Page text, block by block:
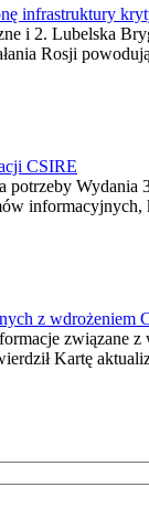
infrastruktury
i 2. Lubelska
Rosji
CSIRE
potrzeby
z wdrożeniem
związane
Kartę